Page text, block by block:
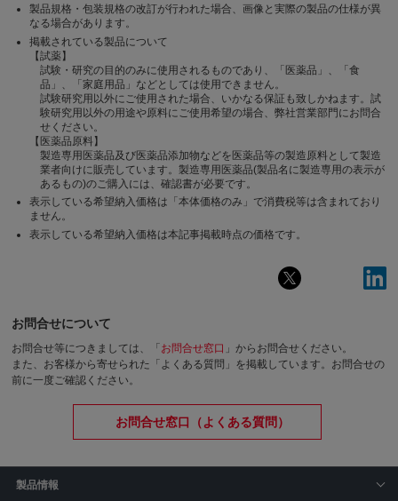
製品規格・包装規格の改訂が行われた場合、画像と実際の製品の仕様が異
なる場合があります。
掲載されている製品について
【試薬】
試験・研究の目的のみに使用されるものであり、「医薬品」、「食
品」、「家庭用品」などとしては使用できません。
試験研究用以外にご使用された場合、いかなる保証も致しかねます。試
験研究用以外の用途や原料にご使用希望の場合、弊社営業部門にお問合
せください。
【医薬品原料】
製造専用医薬品及び医薬品添加物などを医薬品等の製造原料として製造
業者向けに販売しています。製造専用医薬品(製品名に製造専用の表示が
あるもの)のご購入には、確認書が必要です。
表示している希望納入価格は「本体価格のみ」で消費税等は含まれており
ません。
表示している希望納入価格は本記事掲載時点の価格です。
お問合せについて
お問合せ等につきましては、「 お問合せ窓口 」からお問合せください。
また、お客様から寄せられた「よくある質問」を掲載しています。お問合せの
前に一度ご確認ください。
お問合せ窓口（よくある質問）
製品情報